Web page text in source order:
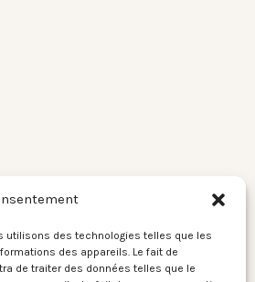
utilisons des technologies telles que les
des appareils. Le fait de
de traiter des données telles que le